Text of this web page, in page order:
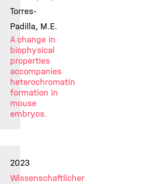
Torres-
Padilla, M.E.
A change in
biophysical
properties
accompanies
heterochromatin
formation in
mouse
embryos.
2023
Wissenschaftlicher